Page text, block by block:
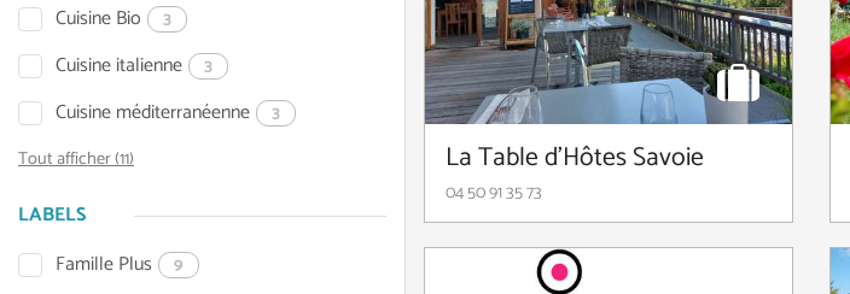
Cuisine Bio 3
Cuisine italienne 3
Cuisine méditerranéenne
3
Tout afficher (11)
LABELS
Famille Plus
9
La Table d'Hôtes Savoie
04 50 91 35 73